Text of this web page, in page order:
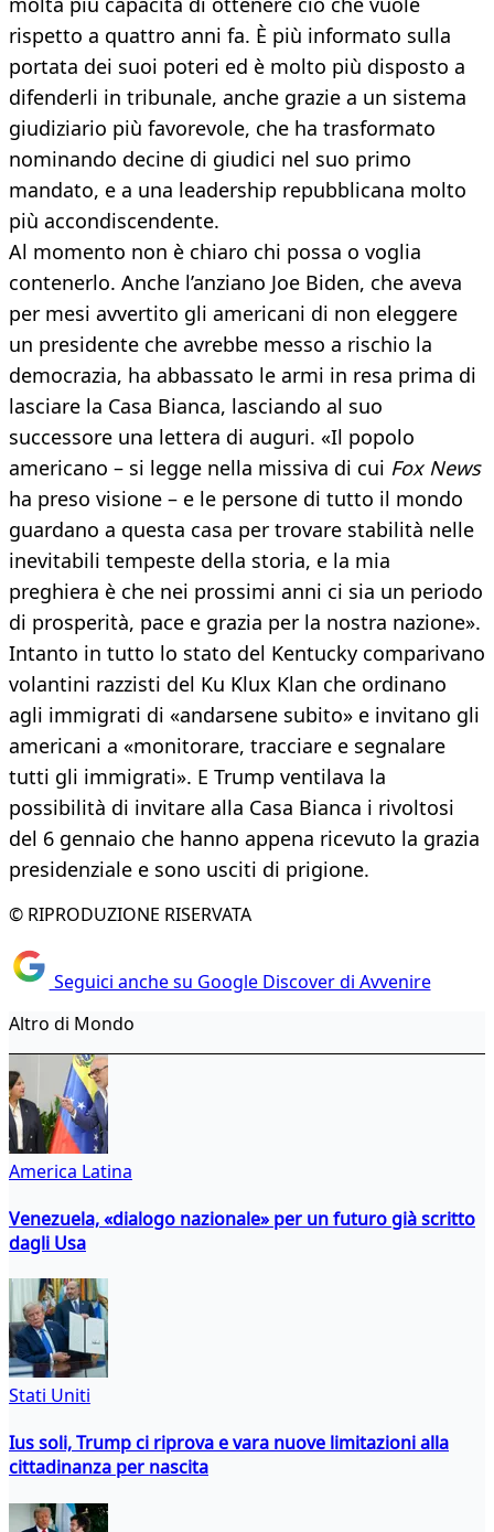
rispetto a quattro anni fa. È più informato sulla
portata dei suoi poteri ed è molto più disposto a
difenderli in tribunale, anche grazie a un sistema
giudiziario più favorevole, che ha trasformato
nominando decine di giudici nel suo primo
mandato, e a una leadership repubblicana molto
più accondiscendente.
Al momento non è chiaro chi possa o voglia
contenerlo. Anche l’anziano Joe Biden, che aveva
per mesi avvertito gli americani di non eleggere
un presidente che avrebbe messo a rischio la
democrazia, ha abbassato le armi in resa prima di
lasciare la Casa Bianca, lasciando al suo
successore una lettera di auguri. «Il popolo
americano – si legge nella missiva di cui Fox News
ha preso visione – e le persone di tutto il mondo
guardano a questa casa per trovare stabilità nelle
inevitabili tempeste della storia, e la mia
preghiera è che nei prossimi anni ci sia un periodo
di prosperità, pace e grazia per la nostra nazione».
Intanto in tutto lo stato del Kentucky comparivano
volantini razzisti del Ku Klux Klan che ordinano
agli immigrati di «andarsene subito» e invitano gli
americani a «monitorare, tracciare e segnalare
tutti gli immigrati». E Trump ventilava la
possibilità di invitare alla Casa Bianca i rivoltosi
del 6 gennaio che hanno appena ricevuto la grazia
presidenziale e sono usciti di prigione.
© RIPRODUZIONE RISERVATA
Seguici anche su Google Discover di Avvenire
Altro di Mondo
America Latina
Venezuela, «dialogo nazionale» per un futuro già scritto
dagli Usa
Stati Uniti
Ius soli, Trump ci riprova e vara nuove limitazioni alla
cittadinanza per nascita